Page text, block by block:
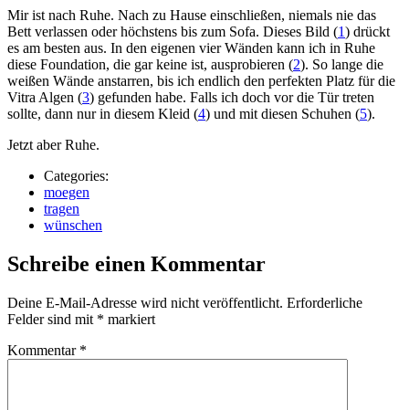
Mir ist nach Ruhe. Nach zu Hause einschließen, niemals nie das
Bett verlassen oder höchstens bis zum Sofa. Dieses Bild (1) drückt
es am besten aus. In den eigenen vier Wänden kann ich in Ruhe
diese Foundation, die gar keine ist, ausprobieren (2). So lange die
weißen Wände anstarren, bis ich endlich den perfekten Platz für die
Vitra Algen (3) gefunden habe. Falls ich doch vor die Tür treten
sollte, dann nur in diesem Kleid (4) und mit diesen Schuhen (5).
Jetzt aber Ruhe.
Categories:
moegen
tragen
wünschen
Schreibe einen Kommentar
Deine E-Mail-Adresse wird nicht veröffentlicht. Erforderliche
Felder sind mit * markiert
Kommentar *